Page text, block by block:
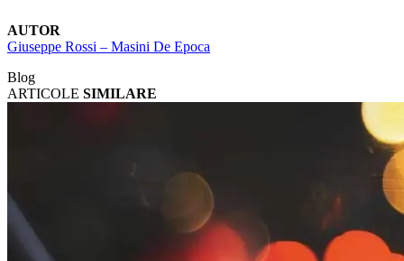
AUTOR
Giuseppe Rossi – Masini De Epoca
Blog
ARTICOLE SIMILARE